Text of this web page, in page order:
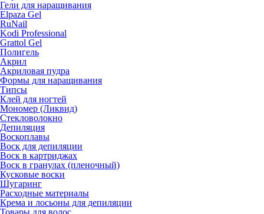
Гели для наращивания
Elpaza Gel
RuNail
Kodi Professional
Grattol Gel
Полигель
Акрил
Акриловая пудра
Формы для наращивания
Типсы
Клей для ногтей
Мономер (Ликвид)
Стекловолокно
Депиляция
Воскоплавы
Воск для депиляции
Воск в картриджах
Воск в гранулах (пленочный)
Кусковые воски
Шугаринг
Расходные материалы
Крема и лосьоны для депиляции
Товары для волос